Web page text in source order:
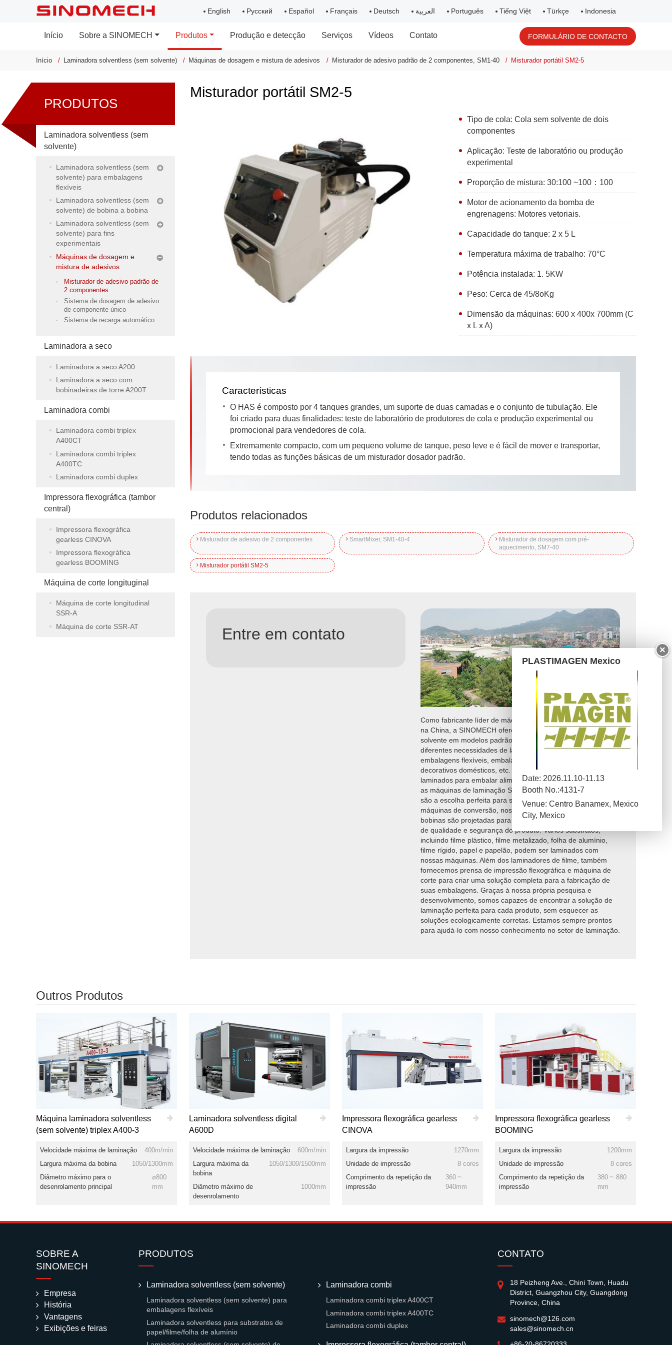
English Русский Español Français Deutsch العربية Português Tiếng Việt Türkçe Indonesia
Início Sobre a SINOMECH Produtos Produção e detecção Serviços Vídeos Contato FORMULÁRIO DE CONTACTO
Início Laminadora solventless (sem solvente) Máquinas de dosagem e mistura de adesivos Misturador de adesivo padrão de 2 componentes, SM1-40 Misturador portátil SM2-5
Misturador portátil SM2-5
Tipo de cola: Cola sem solvente de dois
componentes
Aplicação: Teste de laboratório ou produção
experimental
Proporção de mistura: 30:100 ~100：100
Motor de acionamento da bomba de
engrenagens: Motores vetoriais.
Capacidade do tanque: 2 x 5 L
Temperatura máxima de trabalho: 70°C
Potência instalada: 1. 5KW
Peso: Cerca de 45/8oKg
Dimensão da máquinas: 600 x 400x 700mm (C
x L x A)
Características
O HAS é composto por 4 tanques grandes, um suporte de duas camadas e o conjunto de tubulação. Ele
foi criado para duas finalidades: teste de laboratório de produtores de cola e produção experimental ou
promocional para vendedores de cola.
Extremamente compacto, com um pequeno volume de tanque, peso leve e é fácil de mover e transportar,
tendo todas as funções básicas de um misturador dosador padrão.
Produtos relacionados
Misturador de adesivo de 2 componentes SmartMixer, SM1-40-4
Misturador de dosagem com pré-
aquecimento, SM7-40
Misturador portátil SM2-5
Entre em contato
Como fabricante líder de máquinas de laminação solventess
na China, a SINOMECH oferece vários laminadores sem
solvente em modelos padrão e personalizados para atender a
diferentes necessidades de laminação nas áreas de
embalagens flexíveis, embalagens de tabaco, materiais
decorativos domésticos, etc. Se você estiver fabricando
laminados para embalar alimentos, mercadorias ou líquidos,
as máquinas de laminação SINOMECH com alto desempenho
são a escolha perfeita para seus produtos. Como importantes
máquinas de conversão, nossas máquinas de laminação de
bobinas são projetadas para atender aos mais altos requisitos
de qualidade e segurança do produto. Vários substratos,
incluindo filme plástico, filme metalizado, folha de alumínio,
filme rígido, papel e papelão, podem ser laminados com
nossas máquinas. Além dos laminadores de filme, também
fornecemos prensa de impressão flexográfica e máquina de
corte para criar uma solução completa para a fabricação de
suas embalagens. Graças à nossa própria pesquisa e
desenvolvimento, somos capazes de encontrar a solução de
laminação perfeita para cada produto, sem esquecer as
soluções ecologicamente corretas. Estamos sempre prontos
para ajudá-lo com nosso conhecimento no setor de laminação.
PRODUTOS
Laminadora solventless (sem
solvente)
Laminadora solventless (sem
solvente) para embalagens
flexíveis
Laminadora solventless (sem
solvente) de bobina a bobina
Laminadora solventless (sem
solvente) para fins
experimentais
Máquinas de dosagem e
mistura de adesivos
Misturador de adesivo padrão de
2 componentes
Sistema de dosagem de adesivo
de componente único
Sistema de recarga automático
Laminadora a seco
Laminadora a seco A200
Laminadora a seco com
bobinadeiras de torre A200T
Laminadora combi
Laminadora combi triplex
A400CT
Laminadora combi triplex
A400TC
Laminadora combi duplex
Impressora flexográfica (tambor
central)
Impressora flexográfica
gearless CINOVA
Impressora flexográfica
gearless BOOMING
Máquina de corte longituginal
Máquina de corte longitudinal
SSR-A
Máquina de corte SSR-AT
Outros Produtos
Máquina laminadora solventless
(sem solvente) triplex A400-3
Velocidade máxima de laminação
400m/min
Largura máxima da bobina
1050/1300mm
Diâmetro máximo para o
desenrolamento principal
⌀800
mm
Laminadora solventless digital
A600D
Velocidade máxima de laminação
600m/min
Largura máxima da
bobina
1050/1300/1500mm
Diâmetro máximo de
desenrolamento
1000mm
Impressora flexográfica gearless
CINOVA
Largura da impressão
1270mm
Unidade de impressão
8 cores
Comprimento da repetição da
impressão
360 ~
940mm
Impressora flexográfica gearless
BOOMING
Largura da impressão
1200mm
Unidade de impressão
8 cores
Comprimento da repetição da
impressão
380 ~ 880
mm
SOBRE A
SINOMECH
Empresa
História
Vantagens
Exibições e feiras
PRODUTOS
Laminadora solventless (sem solvente)
Laminadora solventless (sem solvente) para
embalagens flexíveis
Laminadora solventless para substratos de
papel/filme/folha de alumínio
Laminadora combi
Laminadora combi triplex A400CT
Laminadora combi triplex A400TC
Laminadora combi duplex
CONTATO
18 Peizheng Ave., Chini Town, Huadu
District, Guangzhou City, Guangdong
Province, China
sinomech@126.com
sales@sinomech.cn
×
PLASTIMAGEN Mexico
Date: 2026.11.10-11.13
Booth No.:4131-7
Venue: Centro Banamex, Mexico
City, Mexico